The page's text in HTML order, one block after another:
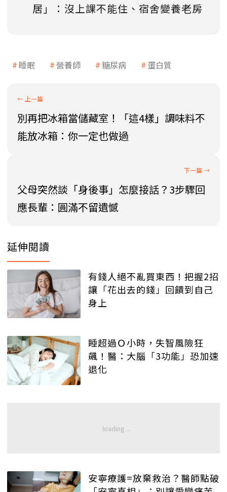
居」：沒上課不能住、宿舍變養老房
睡眠 營養師 糖尿病 蛋白質
別再把冰箱當儲藏室！「這4樣」調味料不
能放冰箱：你一定也做過
父母突然談「身後事」怎麼接話？3步驟回
應長輩：圓滿不留遺憾
延伸閱讀
有錢人絕不亂買東西！把握2招
讓「花出去的錢」回饋到自己
身上
睡超過Ｏ小時，失智風險狂
飆！醫：大腦「3功能」恐加速
退化
安寧療護=放棄救治？醫師點破